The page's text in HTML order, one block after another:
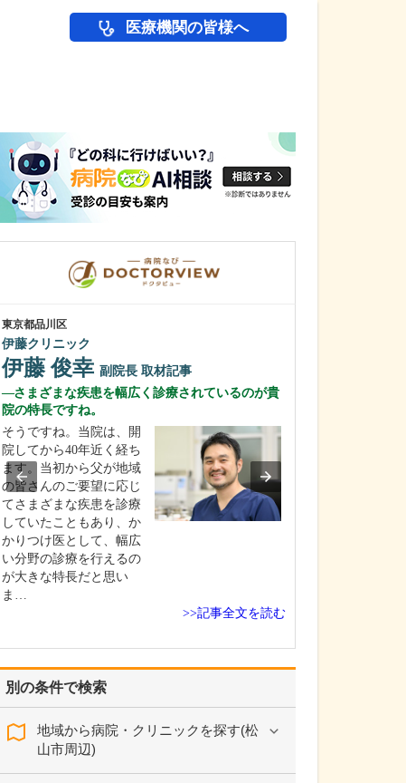
医療機関の皆様へ
別の条件で検索
地域から病院・クリニックを探す(松
山市周辺)
東京都品川区
伊藤クリニック
伊藤 俊幸 副院長 取材記事
さまざまな疾患を幅広く診療されているのが貴
院の特長ですね。
そうですね。当院は、開
院してから40年近く経ち
ます。当初から父が地域
の皆さんのご要望に応じ
てさまざまな疾患を診療
していたこともあり、か
かりつけ医として、幅広
い分野の診療を行えるの
が大きな特長だと思い
ま…
>>記事全文を読む